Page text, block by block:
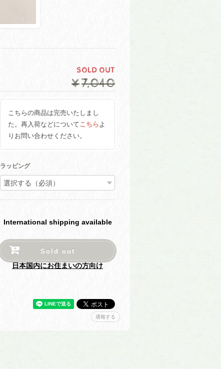
SOLD OUT
¥7,040
こちらの商品は完売いたしまし
た。再入荷などについてこちら よ
りお問い合わせください。
ラッピング
International shipping available
Sold out
日本国内にお住まいの方向け
通報する